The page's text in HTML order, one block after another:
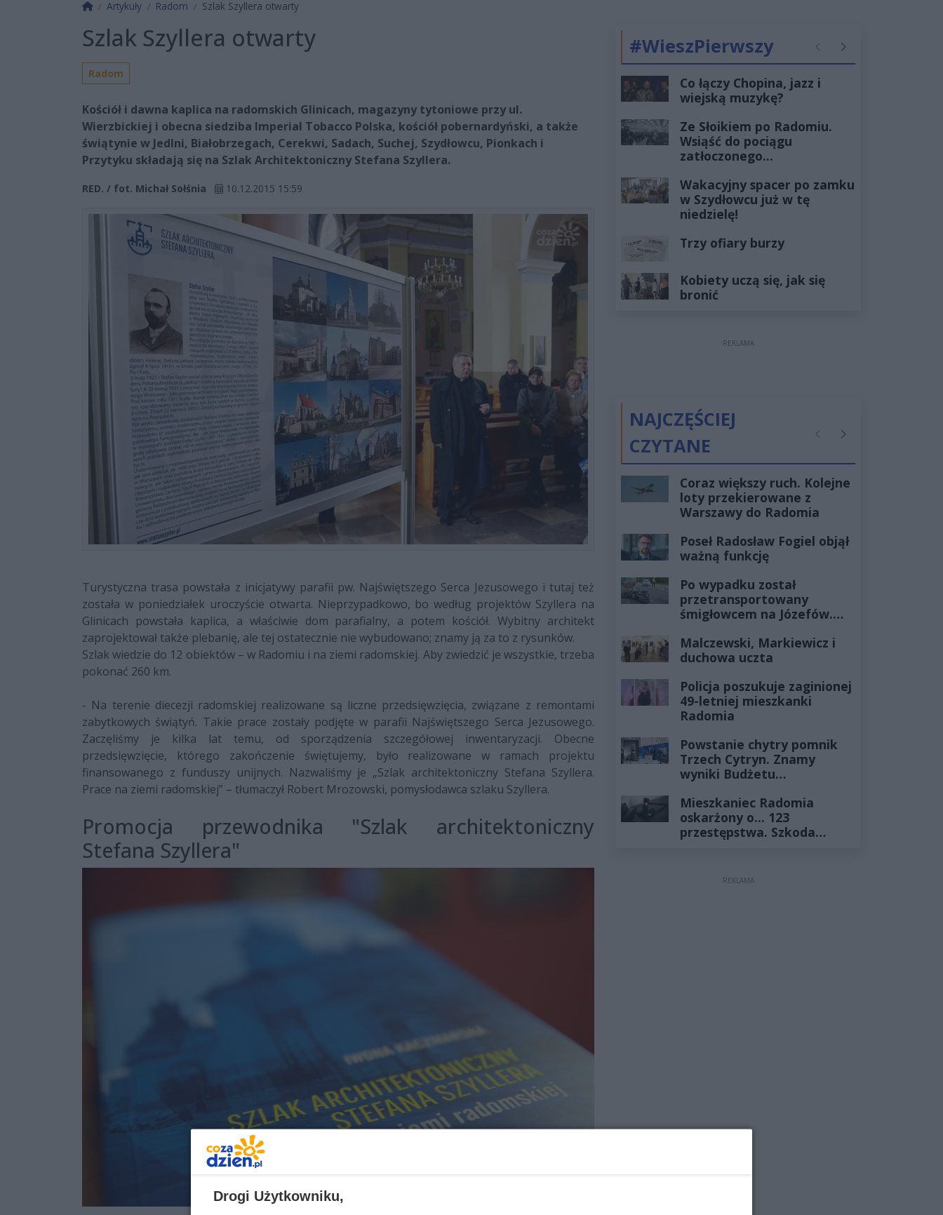
Strona główna
Artykuły Radom Szlak Szyllera otwarty
Szlak Szyllera otwarty
Radom
Kościół i dawna kaplica na radomskich Glinicach, magazyny tytoniowe przy ul.
Wierzbickiej i obecna siedziba Imperial Tobacco Polska, kościół pobernardyński, a także
świątynie w Jedlni, Białobrzegach, Cerekwi, Sadach, Suchej, Szydłowcu, Pionkach i
Przytyku składają się na Szlak Architektoniczny Stefana Szyllera.
RED. / fot. Michał Sołśnia 10.12.2015 15:59
Turystyczna trasa powstała z inicjatywy parafii pw. Najświętszego Serca Jezusowego i tutaj też
została w poniedziałek uroczyście otwarta. Nieprzypadkowo, bo według projektów Szyllera na
Glinicach powstała kaplica, a właściwie dom parafialny, a potem kościół. Wybitny architekt
zaprojektował także plebanię, ale tej ostatecznie nie wybudowano; znamy ją za to z rysunków.
Szlak wiedzie do 12 obiektów – w Radomiu i na ziemi radomskiej. Aby zwiedzić je wszystkie, trzeba
pokonać 260 km.
- Na terenie diecezji radomskiej realizowane są liczne przedsięwzięcia, związane z remontami
zabytkowych świątyń. Takie prace zostały podjęte w parafii Najświętszego Serca Jezusowego.
Zaczęliśmy je kilka lat temu, od sporządzenia szczegółowej inwentaryzacji. Obecne
przedsięwzięcie, którego zakończenie świętujemy, było realizowane w ramach projektu
finansowanego z funduszy unijnych. Nazwaliśmy je „Szlak architektoniczny Stefana Szyllera.
Prace na ziemi radomskiej” – tłumaczył Robert Mrozowski, pomysłodawca szlaku Szyllera.
Promocja przewodnika "Szlak architektoniczny
Stefana Szyllera"
#WieszPierwszy PoprzednieNastępne
Co łączy Chopina, jazz i
wiejską muzykę?
Ze Słoikiem po Radomiu.
Wsiąść do pociągu
zatłoczonego...
Wakacyjny spacer po zamku
w Szydłowcu już w tę
niedzielę!
Trzy ofiary burzy
Kobiety uczą się, jak się
bronić
REKLAMA
NAJCZĘŚCIEJ
CZYTANE
PoprzednieNastępne
Coraz większy ruch. Kolejne
loty przekierowane z
Warszawy do Radomia
Poseł Radosław Fogiel objął
ważną funkcję
Po wypadku został
przetransportowany
śmigłowcem na Józefów.
żyłach
Malczewski, Markiewicz i
duchowa uczta
Policja poszukuje zaginionej
49-letniej mieszkanki
Radomia
Powstanie chytry pomnik
Trzech Cytryn. Znamy
wyniki Budżetu
Mieszkaniec Radomia
oskarżony o... 123
przestępstwa. Szkoda
REKLAMA
Drogi Użytkowniku,